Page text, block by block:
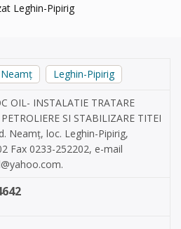
Leghin-Pipirig
Leghin-Pipirig
OIL- INSTALATIE TRATARE
SI STABILIZARE TITEI
Neamț, loc. Leghin-Pipirig,
Fax 0233-252202, e-mail
.